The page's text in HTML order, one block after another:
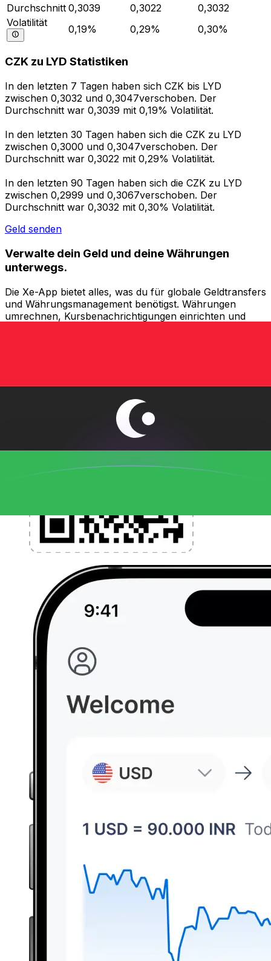
Durchschnitt 0,3039 0,3022
0,3032
Volatilität
0,19% 0,29% 0,30%
CZK zu LYD Statistiken
In den letzten 7 Tagen haben sich CZK bis LYD
zwischen 0,3032 und 0,3047verschoben. Der
Durchschnitt war 0,3039 mit 0,19% Volatilität.
In den letzten 30 Tagen haben sich die CZK zu LYD
zwischen 0,3000 und 0,3047verschoben. Der
Durchschnitt war 0,3022 mit 0,29% Volatilität.
In den letzten 90 Tagen haben sich die CZK zu LYD
zwischen 0,2999 und 0,3067verschoben. Der
Durchschnitt war 0,3032 mit 0,30% Volatilität.
Geld senden
Verwalte dein Geld und deine Währungen
unterwegs.
Die Xe-App bietet alles, was du für globale Geldtransfers
und Währungsmanagement benötigst. Währungen
umrechnen, Kursbenachrichtigungen einrichten und